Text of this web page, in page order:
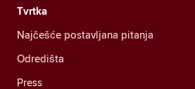
Tvrtka
Najčešće postavljana pitanja
Odredišta
Press